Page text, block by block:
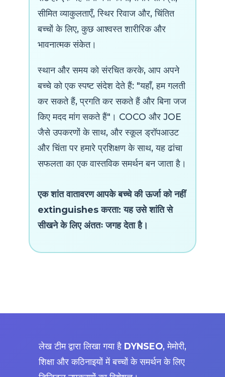
सीमित व्याकुलताएँ, स्थिर रिवाज और, चिंतित
बच्चों के लिए, कुछ आश्वस्त शारीरिक और
भावनात्मक संकेत।
स्थान और समय को संरचित करके, आप अपने
बच्चे को एक स्पष्ट संदेश देते हैं: "यहाँ, हम गलती
कर सकते हैं, प्रगति कर सकते हैं और बिना जज
किए मदद मांग सकते हैं"। COCO और JOE
जैसे उपकरणों के साथ, और स्कूल ड्रॉपआउट
और चिंता पर हमारे प्रशिक्षण के साथ, यह ढांचा
सफलता का एक वास्तविक समर्थन बन जाता है।
एक शांत वातावरण आपके बच्चे की ऊर्जा को नहीं
extinguishes करता: यह उसे शांति से
सीखने के लिए अंततः जगह देता है।
लेख टीम द्वारा लिखा गया है DYNSEO, मेमोरी,
शिक्षा और कठिनाइयों में बच्चों के समर्थन के लिए